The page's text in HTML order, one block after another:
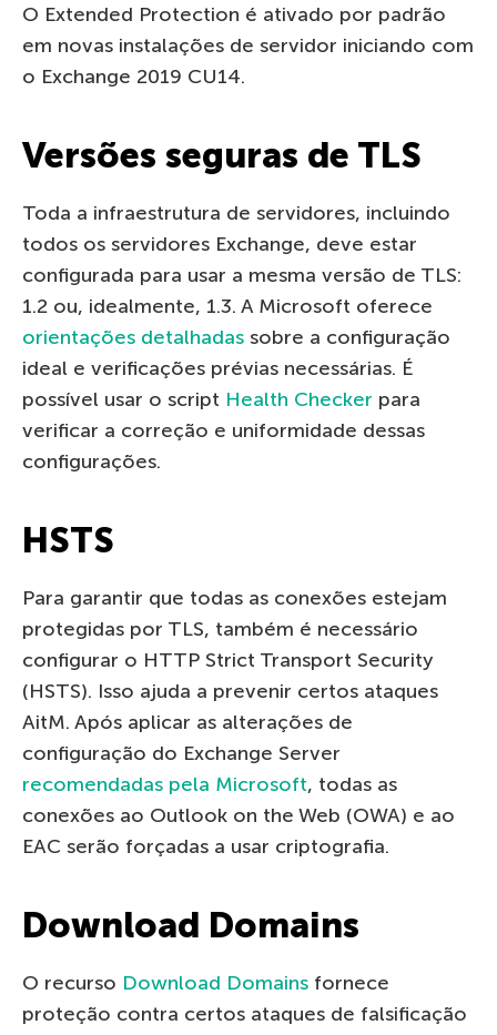
O Extended Protection é ativado por padrão
em novas instalações de servidor iniciando com
o Exchange 2019 CU14.
Versões seguras de TLS
Toda a infraestrutura de servidores, incluindo
todos os servidores Exchange, deve estar
configurada para usar a mesma versão de TLS:
1.2 ou, idealmente, 1.3. A Microsoft oferece
orientações detalhadas sobre a configuração
ideal e verificações prévias necessárias. É
possível usar o script Health Checker para
verificar a correção e uniformidade dessas
configurações.
HSTS
Para garantir que todas as conexões estejam
protegidas por TLS, também é necessário
configurar o HTTP Strict Transport Security
(HSTS). Isso ajuda a prevenir certos ataques
AitM. Após aplicar as alterações de
configuração do Exchange Server
recomendadas pela Microsoft, todas as
conexões ao Outlook on the Web (OWA) e ao
EAC serão forçadas a usar criptografia.
Download Domains
O recurso Download Domains fornece
proteção contra certos ataques de falsificação